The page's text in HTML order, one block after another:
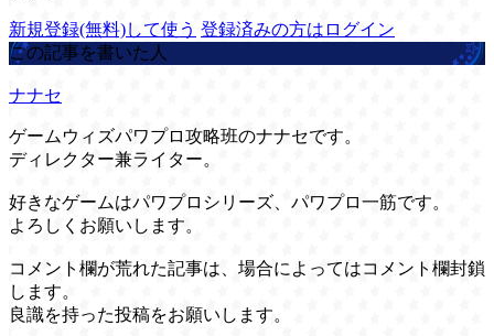
新規登録(無料)して使う 登録済みの方はログイン
この記事を書いた人
ナナセ
ゲームウィズパワプロ攻略班のナナセです。
ディレクター兼ライター。
好きなゲームはパワプロシリーズ、パワプロ一筋です。
よろしくお願いします。
コメント欄が荒れた記事は、場合によってはコメント欄封鎖
します。
良識を持った投稿をお願いします。